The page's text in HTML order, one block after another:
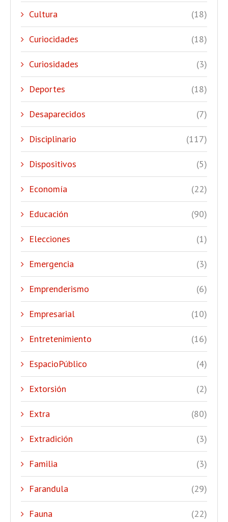
Cultura (18)
Curiocidades (18)
Curiosidades (3)
Deportes (18)
Desaparecidos (7)
Disciplinario (117)
Dispositivos (5)
Economía (22)
Educación (90)
Elecciones (1)
Emergencia (3)
Emprenderismo (6)
Empresarial (10)
Entretenimiento (16)
EspacioPúblico (4)
Extorsión (2)
Extra (80)
Extradición (3)
Familia (3)
Farandula (29)
Fauna (22)